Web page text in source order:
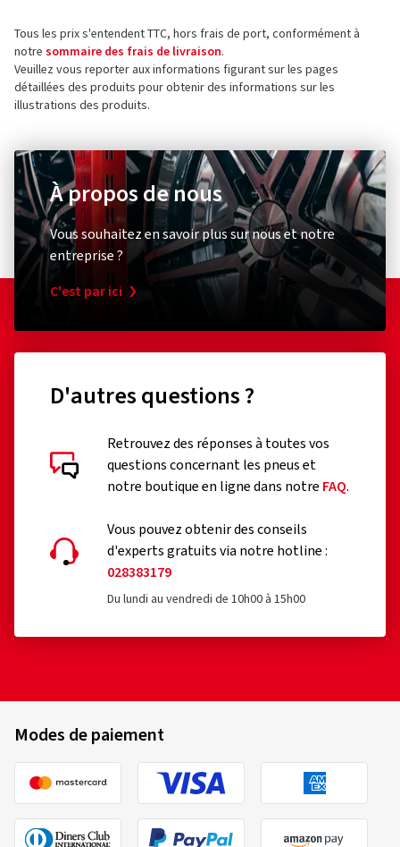
Contact pour la sécurité des produits (pas pour
le service client)
Formulaire de contact :https://www.continental-
Diebstahlschutz & Sicherheit
XLC
Zahlenspiralkabelschloss
RonaldBiggs Ø 10 mm Länge 185 mm
(0)
Autres
Tous les prix s'entendent TTC, hors frais de port, conformément à
notre sommaire des frais de livraison.
Veuillez vous reporter aux informations figurant sur les pages
détaillées des produits pour obtenir des informations sur les
illustrations des produits.
À propos de nous
Vous souhaitez en savoir plus sur nous et notre
entreprise ?
C'est par ici
D'autres questions ?
Retrouvez des réponses à toutes vos
questions concernant les pneus et
notre boutique en ligne dans notre FAQ.
Vous pouvez obtenir des conseils
d'experts gratuits via notre hotline :
028383179
Du lundi au vendredi de 10h00 à 15h00
Modes de paiement